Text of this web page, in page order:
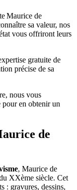
Maurice de
sa valeur, nos
vous offriront leurs
gratuite de
précise de sa
nous vous
en obtenir un
de
, Maurice de
XXème siècle. Cet
: gravures, dessins,